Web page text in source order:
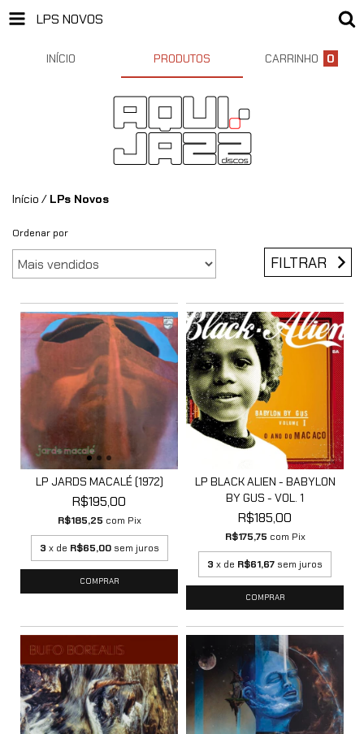
LPS NOVOS
INÍCIO PRODUTOS CARRINHO 0
Início / LPs Novos
Ordenar por
FILTRAR
LP JARDS MACALÉ (1972)
R$195,00
R$185,25 com Pix
3 x de R$65,00 sem juros
LP BLACK ALIEN - BABYLON
BY GUS - VOL. 1
R$185,00
R$175,75 com Pix
3 x de R$61,67 sem juros